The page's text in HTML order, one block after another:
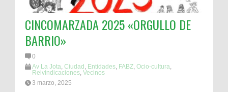
CINCOMARZADA 2025 «ORGULLO DE
BARRIO»
0
Av La Jota, Ciudad, Entidades, FABZ, Ocio-cultura,
Reivindicaciones, Vecinos
3 marzo, 2025